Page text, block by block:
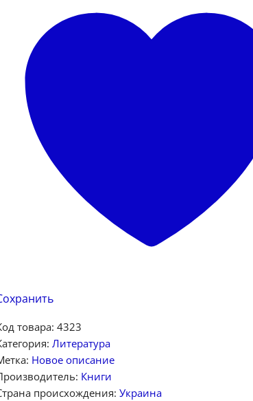
товара: 4323
Литература
Новое описание
Книги
происхождения: Украина